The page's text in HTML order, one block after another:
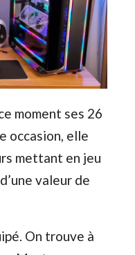
moment ses 26
occasion, elle
mettant en jeu
valeur de
On trouve à